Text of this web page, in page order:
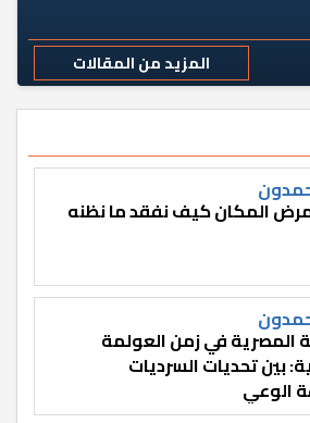
المزيد من المقالات
المكان كيف نفقد ما نظنه
المصرية في زمن العولمة
بين تحديات السرديات
الوعي